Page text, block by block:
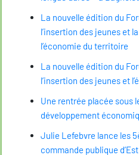
La nouvelle édition du
l’insertion des jeunes et
l’économie du territoire
La nouvelle édition du
l’insertion des jeunes et
Une rentrée placée sous
développement
Julie Lefebvre lance les
commande publique